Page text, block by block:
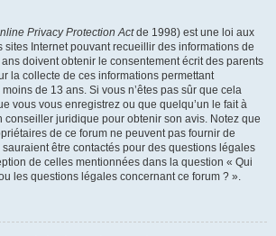
Privacy Protection Actde 1998) est une loi aux
sites Internet pouvant recueillir des informations de
doivent obtenir le consentement écrit des parents
la collecte de ces informations permettant
de 13 ans. Si vous n’êtes pas sûr que cela
vous vous enregistrez ou que quelqu’un le fait à
conseiller juridique pour obtenir son avis. Notez que
de ce forum ne peuvent pas fournir de
être contactés pour des questions légales
de celles mentionnées dans la question « Qui
les questions légales concernant ce forum ? ».